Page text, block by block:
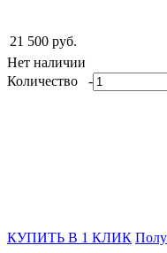
21 500 руб.
Нет наличии
Количество -
КУПИТЬ В 1 КЛИК